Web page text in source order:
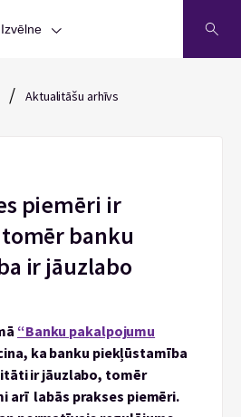
Izvēlne
/ Aktualitāšu arhīvs
piemēri ir
banku
ir jāuzlabo
“Banku pakalpojumu
ka banku piekļūstamība
ir jāuzlabo, tomēr
arī labās prakses piemēri.